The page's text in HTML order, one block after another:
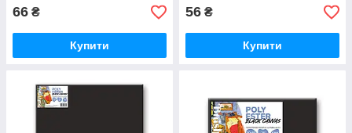
66 ₴
Купити
56 ₴
Купити